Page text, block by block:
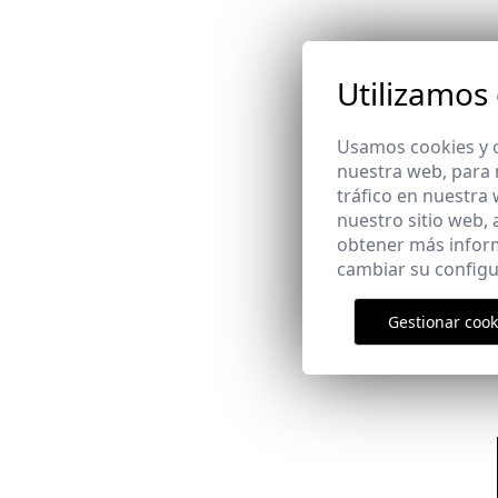
Utilizamos
Usamos cookies
nuestra web, para
tráfico en nuestra
nuestro sitio web,
obtener más
cambiar su
Gestionar